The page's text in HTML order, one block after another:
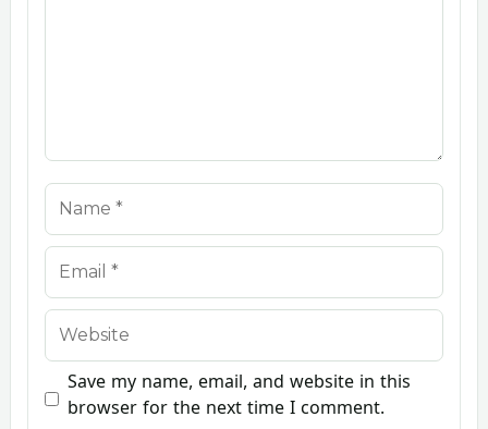
Name
Email
Website
Save my name, email, and website in this
browser for the next time I comment.